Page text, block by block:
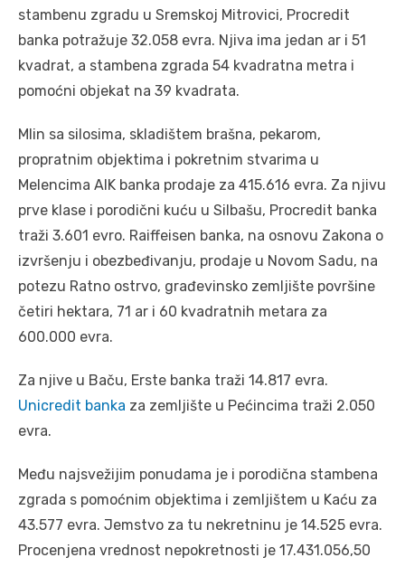
stambenu zgradu u Sremskoj Mitrovici, Procredit
banka potražuje 32.058 evra. Njiva ima jedan ar i 51
kvadrat, a stambena zgrada 54 kvadratna metra i
pomoćni objekat na 39 kvadrata.
Mlin sa silosima, skladištem brašna, pekarom,
propratnim objektima i pokretnim stvarima u
Melencima AIK banka prodaje za 415.616 evra. Za njivu
prve klase i porodični kuću u Silbašu, Procredit banka
traži 3.601 evro. Raiffeisen banka, na osnovu Zakona o
izvršenju i obezbeđivanju, prodaje u Novom Sadu, na
potezu Ratno ostrvo, građevinsko zemljište površine
četiri hektara, 71 ar i 60 kvadratnih metara za
600.000 evra.
Za njive u Baču, Erste banka traži 14.817 evra.
Unicredit banka za zemljište u Pećincima traži 2.050
evra.
Među najsvežijim ponudama je i porodična stambena
zgrada s pomoćnim objektima i zemljištem u Kaću za
43.577 evra. Jemstvo za tu nekretninu je 14.525 evra.
Procenjena vrednost nepokretnosti je 17.431.056,50